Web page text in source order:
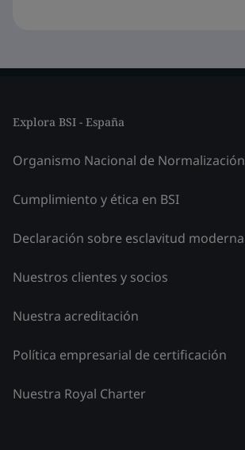
Explora BSI - España
Organismo Nacional de Normalización
Cumplimiento y ética en BSI
Declaración sobre esclavitud moderna
Nuestros clientes y socios
Nuestra acreditación
Política empresarial de certificación
Nuestra Royal Charter